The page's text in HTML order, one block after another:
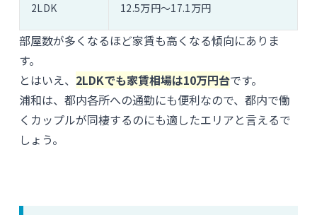
2LDK 12.5万円〜17.1万円
部屋数が多くなるほど家賃も高くなる傾向にありま
す。
とはいえ、 2LDKでも家賃相場は10万円台です。
浦和は、都内各所への通勤にも便利なので、都内で働
くカップルが同棲するのにも適したエリアと言えるで
しょう。